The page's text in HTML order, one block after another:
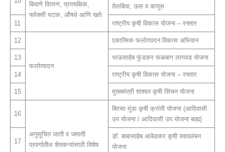
बियाणे वितरण, प्रात्यक्षिक,
फ्लेक्सी घटक, औषधे आणि खते
तेलबिया, ऊस व कापूस
11 राष्ट्रीय कृषी विकास योजना – रफ्तार
12
फलोत्पादन
एकात्मिक फलोत्पादन विकास अभियान
13 भाऊसाहेब फुंडकर फळबाग लागवड योजना
14 राष्ट्रीय कृषी विकास योजना – रफ्तार
15 मुख्यमंत्री शाश्वत कृषी सिंचन योजना
16
अनुसूचित जाती व जमाती
प्रवर्गातील शेतकऱ्यांसाठी विशेष
बिरसा मुंडा कृषी क्रांती योजना (आदिवासी
उप योजना / आदिवासी उप योजना बाह्य)
17
डॉ. बाबासाहेब आंबेडकर कृषी स्वावलंबन
योजना